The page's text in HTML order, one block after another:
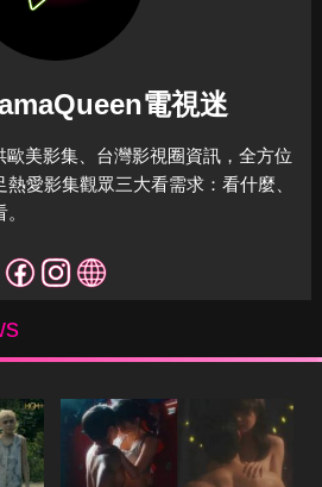
電視迷
歐美影集、台灣影視圈資訊，全方位
愛影集觀眾三大看需求：看什麼、